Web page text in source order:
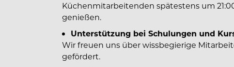
Küchenmitarbeitenden spätestens um
genießen.
Unterstützung bei Schulungen und
Wir freuen uns über wissbegierige
gefördert.